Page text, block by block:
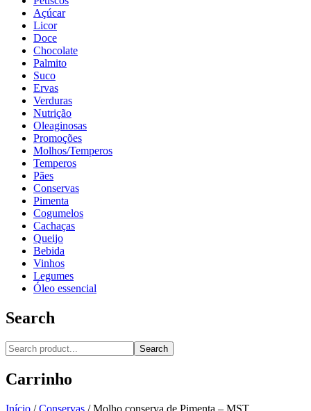
Açúcar
Licor
Doce
Chocolate
Palmito
Suco
Ervas
Verduras
Nutrição
Oleaginosas
Promoções
Molhos/Temperos
Temperos
Pães
Conservas
Pimenta
Cogumelos
Cachaças
Queijo
Bebida
Vinhos
Legumes
Óleo essencial
Search
Search
Carrinho
Início / Conservas /Molho conserva de Pimenta – MST